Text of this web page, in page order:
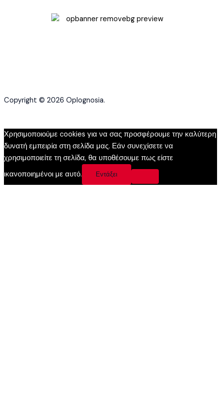
Copyright © 2026 Oplognosia.
Χρησιμοποιούμε cookies για να σας προσφέρουμε την καλύτερη
δυνατή εμπειρία στη σελίδα μας. Εάν συνεχίσετε να
χρησιμοποιείτε τη σελίδα, θα υποθέσουμε πως είστε
ικανοποιημένοι με αυτό.
Εντάξει